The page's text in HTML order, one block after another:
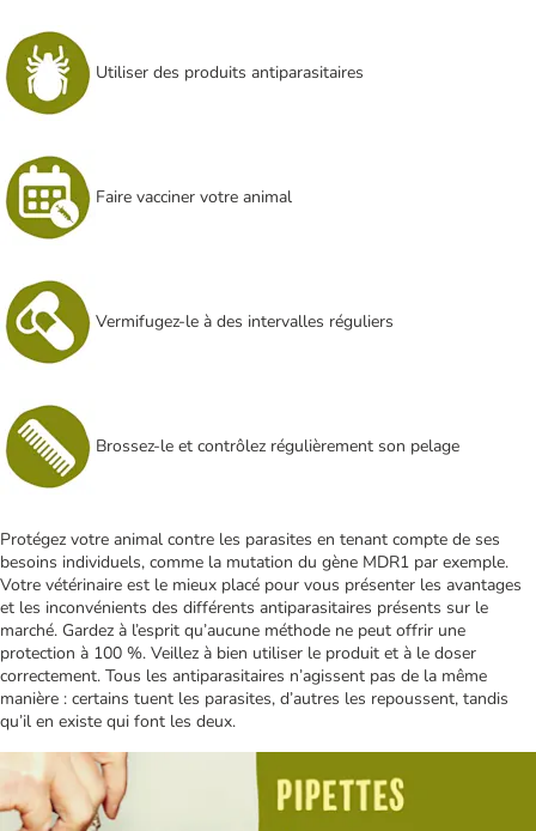
Utiliser des produits antiparasitaires
Faire vacciner votre animal
Vermifugez-le à des intervalles réguliers
Brossez-le et contrôlez régulièrement son pelage
Protégez votre animal contre les parasites en tenant compte de ses
besoins individuels, comme la mutation du gène MDR1 par exemple.
Votre vétérinaire est le mieux placé pour vous présenter les avantages
et les inconvénients des différents antiparasitaires présents sur le
marché. Gardez à l’esprit qu’aucune méthode ne peut offrir une
protection à 100 %. Veillez à bien utiliser le produit et à le doser
correctement. Tous les antiparasitaires n’agissent pas de la même
manière : certains tuent les parasites, d’autres les repoussent, tandis
qu’il en existe qui font les deux.